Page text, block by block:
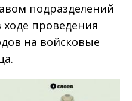
подразделений
ходе проведения
на войсковые